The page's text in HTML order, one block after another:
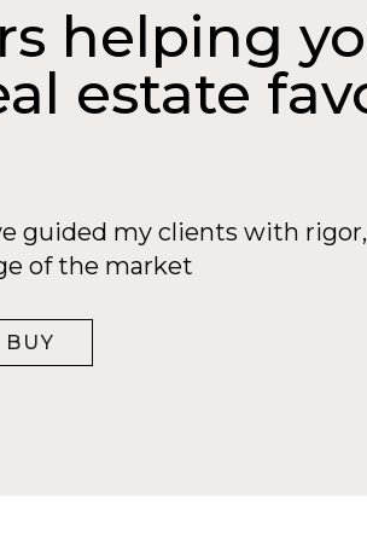
helping
estate
guided my clients with
of the market
BUY